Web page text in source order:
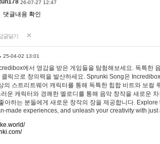
26-07-27 12:47
댓글내용 확인
글달기
25-04-02 13:01
에서 영감을 받은 게임들을 탐험해보세요. 독특한
클릭으로 창의력을 발산하세요. Sprunki Song은
의 스트리트웨어 캐릭터를 통해 독특한 힙합 비트와 보컬
운 캐릭터와 경쾌한 멜로디를 통해 음악 창작을 새로운
아하는 분들에게 새로운 창작의 장을 제공합니다.
made experiences, and unleash your creativity with just